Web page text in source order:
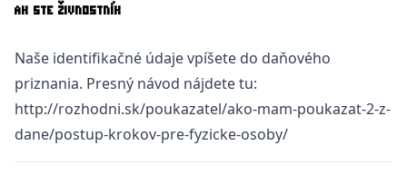
AK STE ŽIVNOSTNÍK
Naše identifikačné údaje vpíšete do daňového
priznania. Presný návod nájdete tu:
http://rozhodni.sk/poukazatel/ako-mam-poukazat-2-z-
dane/postup-krokov-pre-fyzicke-osoby/